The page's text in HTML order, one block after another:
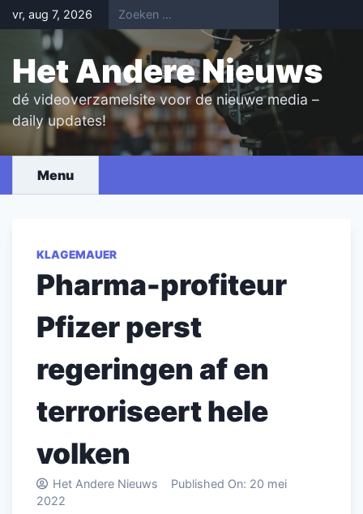
Skip
to
content
vr, aug 7, 2026
Het Andere Nieuws
dé videoverzamelsite voor de nieuwe media –
daily updates!
Menu
KLAGEMAUER
Pharma-profiteur
Pfizer perst
regeringen af en
terroriseert hele
volken
Het Andere Nieuws Published On: 20 mei
2022